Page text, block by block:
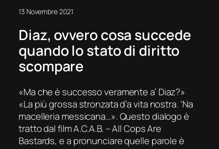
13 Novembre 2021
Diaz, ovvero cosa succede
quando lo stato di diritto
scompare
«Ma che è successo veramente a’ Diaz?»
«La più grossa stronzata d’a vita nostra. ‘Na
macelleria messicana…». Questo dialogo è
tratto dal filmA.C.A.B. – All Cops Are
Bastards, e a pronunciare quelle parole è